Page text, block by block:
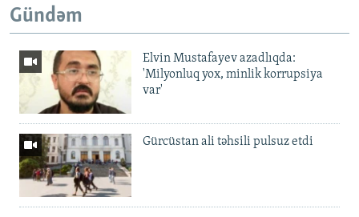
Gündəm
Elvin Mustafayev azadlıqda:
'Milyonluq yox, minlik korrupsiya
var'
Gürcüstan ali təhsili pulsuz etdi